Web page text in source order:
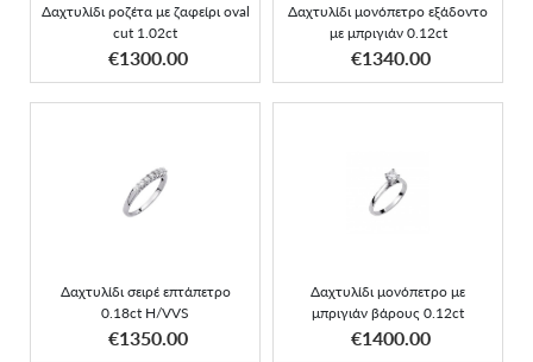
Δαχτυλίδι ροζέτα με ζαφείρι oval
cut 1.02ct
€1300.00
ΑΠΟΚΤΗΣΕ ΤΟ
Δαχτυλίδι μονόπετρο εξάδοντο
με μπριγιάν 0.12ct
€1340.00
Δαχτυλίδι σειρέ επτάπετρο
0.18ct H/VVS
€1350.00
Δαχτυλίδι σειρέ
επτάπετρο 0.18ct H/VVS
ΑΠΟΚΤΗΣΕ ΤΟ
Δαχτυλίδι μονόπετρο με
μπριγιάν βάρους 0.12ct
€1400.00
Δαχτυλίδι μονόπετρο με
μπριγιάν βάρους 0.12ct
ΑΠΟΚΤΗΣΕ ΤΟ